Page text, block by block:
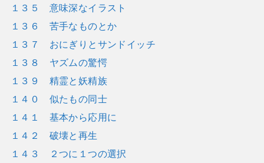
１３５ 意味深なイラスト
１３６ 苦手なものとか
１３７ おにぎりとサンドイッチ
１３８ ヤズムの驚愕
１３９ 精霊と妖精族
１４０ 似たもの同士
１４１ 基本から応用に
１４２ 破壊と再生
１４３ ２つに１つの選択